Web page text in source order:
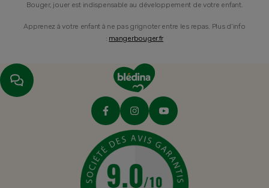
Bouger, jouer est indispensable au développement de votre enfant.
Apprenez à votre enfant à ne pas grignoter entre les repas. Plus d’info
: mangerbouger.fr